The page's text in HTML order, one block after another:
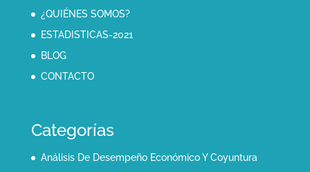
¿QUIÉNES SOMOS?
ESTADISTICAS-2021
BLOG
CONTACTO
Categorías
Análisis De Desempeño Económico Y Coyuntura